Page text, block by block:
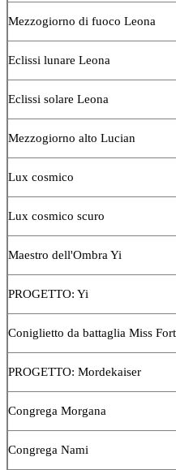
Mezzogiorno di fuoco Leona
Eclissi lunare Leona
Eclissi solare Leona
Mezzogiorno alto Lucian
Lux cosmico
Lux cosmico scuro
Maestro dell'Ombra Yi
PROGETTO: Yi
Coniglietto da battaglia Miss
PROGETTO: Mordekaiser
Congrega Morgana
Congrega Nami